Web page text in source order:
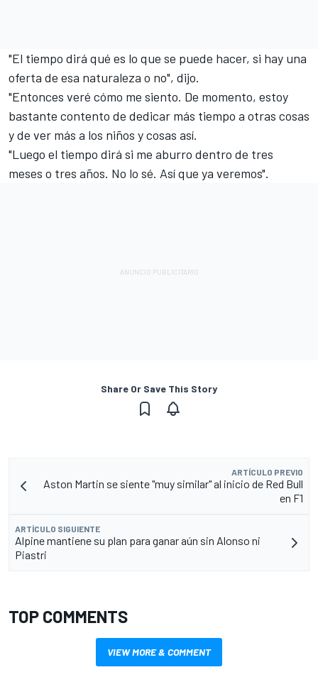
"El tiempo dirá qué es lo que se puede hacer, si hay una
oferta de esa naturaleza o no", dijo.
"Entonces veré cómo me siento. De momento, estoy
bastante contento de dedicar más tiempo a otras cosas
y de ver más a los niños y cosas así.
"Luego el tiempo dirá si me aburro dentro de tres
meses o tres años. No lo sé. Así que ya veremos".
Share Or Save This Story
ARTÍCULO PREVIO
Aston Martin se siente "muy similar" al inicio de Red Bull
en F1
ARTÍCULO SIGUIENTE
Alpine mantiene su plan para ganar aún sin Alonso ni
Piastri
TOP COMMENTS
VIEW MORE & COMMENT